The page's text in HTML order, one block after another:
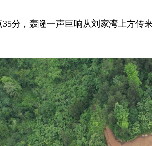
35分，轰隆一声巨响从刘家湾上方传